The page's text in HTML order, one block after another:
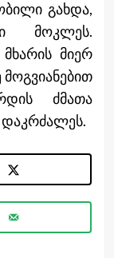
გახდა,
მოკლეს.
მიერ
ძმათა
დაკრძალეს.